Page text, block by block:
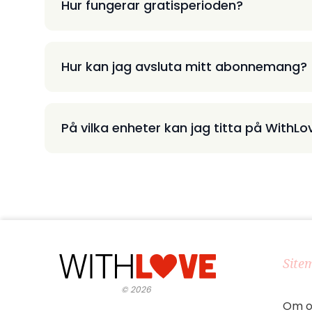
Hur fungerar gratisperioden?
Hur kan jag avsluta mitt abonnemang?
På vilka enheter kan jag titta på
©2026
Om